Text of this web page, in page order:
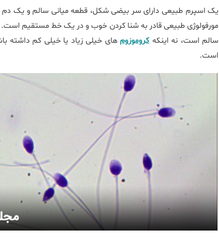
یک اسپرم طبیعی دارای سر بیضی شکل، قطعه میانی سالم و یک دم
مورفولوژی طبیعی قادر به شنا کردن خوب و در یک خط مستقیم
سالم است، نه اینکهکروموزوم‌های خیلی زیاد یا خیلی کم داشته
است.